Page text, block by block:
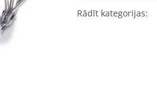
Rādīt kategorijas: